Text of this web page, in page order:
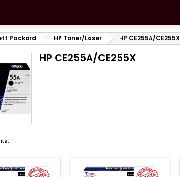
Packard HP Toner/Laser HP CE255A/CE255X
HP CE255A/CE255X